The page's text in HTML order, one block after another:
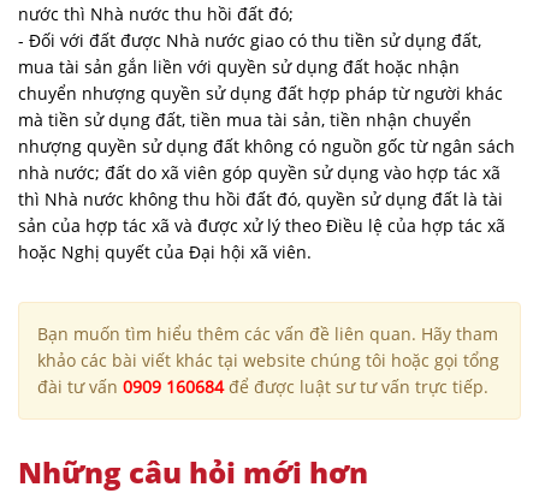
nước thì Nhà nước thu hồi đất đó;
- Đối với đất được Nhà nước giao có thu tiền sử dụng đất,
mua tài sản gắn liền với quyền sử dụng đất hoặc nhận
chuyển nhượng quyền sử dụng đất hợp pháp từ người khác
mà tiền sử dụng đất, tiền mua tài sản, tiền nhận chuyển
nhượng quyền sử dụng đất không có nguồn gốc từ ngân sách
nhà nước; đất do xã viên góp quyền sử dụng vào hợp tác xã
thì Nhà nước không thu hồi đất đó, quyền sử dụng đất là tài
sản của hợp tác xã và được xử lý theo Điều lệ của hợp tác xã
hoặc Nghị quyết của Đại hội xã viên.
Bạn muốn tìm hiểu thêm các vấn đề liên quan. Hãy tham
khảo các bài viết khác tại website chúng tôi hoặc gọi tổng
đài tư vấn 0909 160684để được luật sư tư vấn trực tiếp.
Những câu hỏi mới hơn